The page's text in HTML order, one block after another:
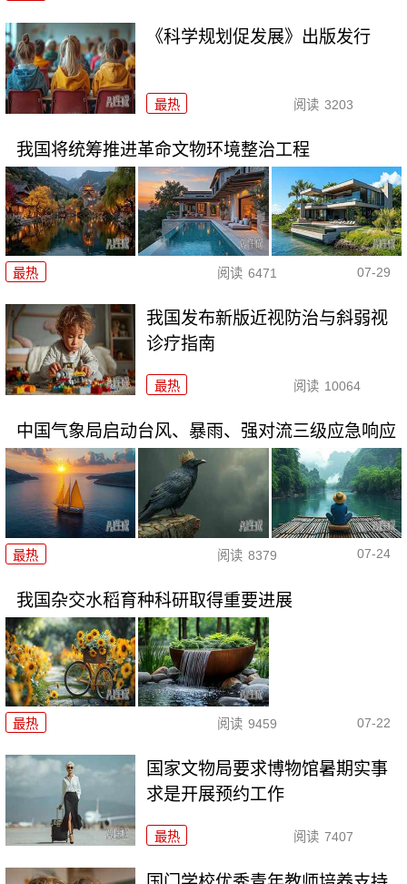
《科学规划促发展》出版发行
最热 阅读 3203
我国将统筹推进革命文物环境整治工程
最热 阅读 6471 07-29
我国发布新版近视防治与斜弱视
诊疗指南
最热 阅读 10064
中国气象局启动台风、暴雨、强对流三级应急响应
最热 阅读 8379 07-24
我国杂交水稻育种科研取得重要进展
最热 阅读 9459 07-22
国家文物局要求博物馆暑期实事
求是开展预约工作
最热 阅读 7407